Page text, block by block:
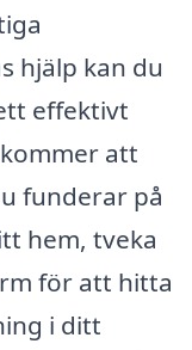
hjälp kan du
effektivt
att
funderar på
hem, tveka
för att hitta
i ditt